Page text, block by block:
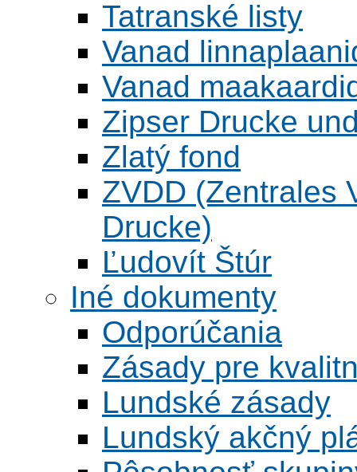
Tatranské listy
Vanad
Vanad
Zipser Drucke
Zlatý fond
ZVDD (Zentrales
Drucke)
Ľudovít Štúr
Iné dokumenty
Odporúčania
Zásady pre
Lundské zásady
Lundský akčný